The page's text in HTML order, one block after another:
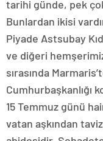
tarihi günde, pek
Bunlardan ikisi
Piyade Astsubay
ve diğeri
sırasında
Cumhurbaşkanlığı
15 Temmuz günü
vatan aşkından